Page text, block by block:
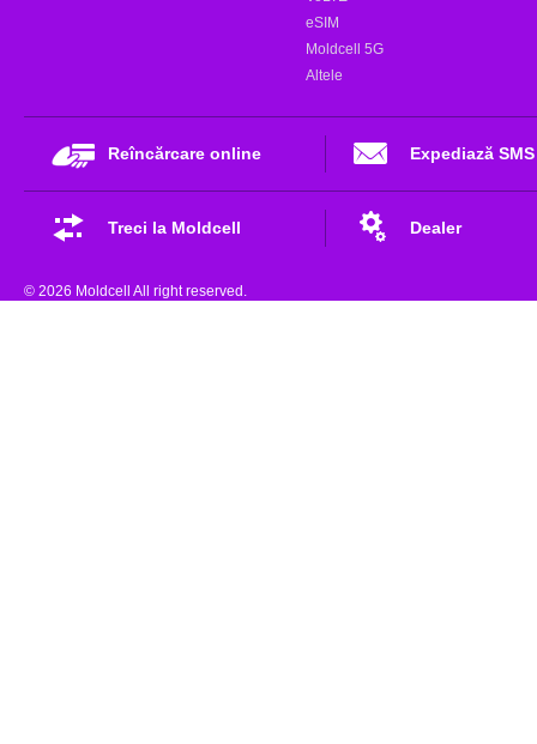
eSIM
Moldcell 5G
Altele
Reîncărcare online Expediază SMS
Treci la Moldcell Dealer
© 2026 Moldcell All right reserved.